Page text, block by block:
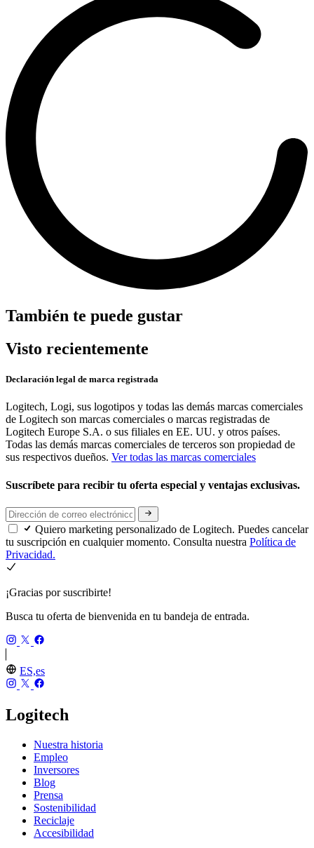
También te puede gustar
Visto recientemente
Declaración legal de marca registrada
Logitech, Logi, sus logotipos y todas las demás marcas comerciales
de Logitech son marcas comerciales o marcas registradas de
Logitech Europe S.A. o sus filiales en EE. UU. y otros países.
Todas las demás marcas comerciales de terceros son propiedad de
sus respectivos dueños. Ver todas las marcas comerciales
Suscríbete para recibir tu oferta especial y ventajas exclusivas.
Quiero marketing personalizado de Logitech. Puedes cancelar
tu suscripción en cualquier momento. Consulta nuestra Política de
Privacidad.
¡Gracias por suscribirte!
Busca tu oferta de bienvenida en tu bandeja de entrada.
ES,es
Logitech
Nuestra historia
Empleo
Inversores
Blog
Prensa
Sostenibilidad
Reciclaje
Accesibilidad